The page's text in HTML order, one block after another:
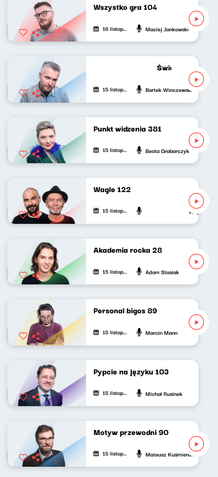
Wszystko gra 104
16 listopada 2022 Maciej Jankowski
Świat naszej
15 listopada 2022 Bartek Winczewski
Punkt widzenia 381
15 listopada 2022 Beata Grabarczyk
Wagle 122
15 listopada 2022 Wojciech
Akademia rocka 28
15 listopada 2022 Adam Stasiak
Personal bigos 89
15 listopada 2022 Marcin Mann
Pypcie na języku 103
15 listopada 2022 Michał Rusinek
Motyw przewodni 90
15 listopada 2022 Mateusz Kuśmierek